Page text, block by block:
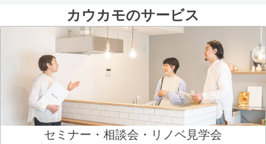
カウカモのサービス
セミナー・相談会・リノベ見学会